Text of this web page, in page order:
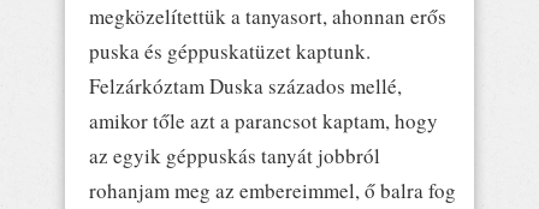
megközelítettük a tanyasort, ahonnan erős
puska és géppuskatüzet kaptunk.
Felzárkóztam Duska százados mellé,
amikor tőle azt a parancsot kaptam, hogy
az egyik géppuskás tanyát jobbról
rohanjam meg az embereimmel, ő balra fog